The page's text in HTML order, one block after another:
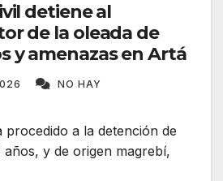
detiene al
de la oleada de
y amenazas en Artá
NO HAY
procedido a la detención de
y de origen magrebí,